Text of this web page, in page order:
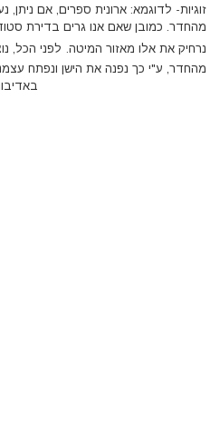
זוגיות- לדוגמא: ארונית ספרים, אם ניתן,
מהחדר. כמובן שאם אנו גרים בדירת
נרחיק את אלו מאזור המיטה. לפני הכל,
מהחדר, ע"י כך נפנה את הישן ונפתח